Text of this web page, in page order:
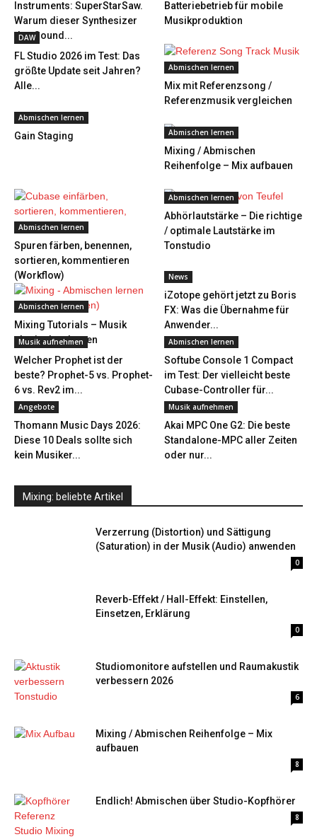
Instruments: SuperStarSaw.
Warum dieser Synthesizer
den Sound...
Batteriebetrieb für mobile
Musikproduktion
DAW
FL Studio 2026 im Test: Das
größte Update seit Jahren?
Alle...
Abmischen lernen
Mix mit Referenzsong /
Referenzmusik vergleichen
Abmischen lernen
Gain Staging Abmischen lernen
Mixing / Abmischen
Reihenfolge – Mix aufbauen
Abmischen lernen
Spuren färben, benennen,
sortieren, kommentieren
(Workflow)
Abmischen lernen
Abhörlautstärke – Die richtige
/ optimale Lautstärke im
Tonstudio
Abmischen lernen
Mixing Tutorials – Musik
abmischen lernen
News
iZotope gehört jetzt zu Boris
FX: Was die Übernahme für
Anwender...
Musik aufnehmen
Welcher Prophet ist der
beste? Prophet-5 vs. Prophet-
6 vs. Rev2 im...
Abmischen lernen
Softube Console 1 Compact
im Test: Der vielleicht beste
Cubase-Controller für...
Angebote
Thomann Music Days 2026:
Diese 10 Deals sollte sich
kein Musiker...
Musik aufnehmen
Akai MPC One G2: Die beste
Standalone-MPC aller Zeiten
oder nur...
Mixing: beliebte Artikel
Verzerrung (Distortion) und Sättigung
(Saturation) in der Musik (Audio) anwenden
0
Reverb-Effekt / Hall-Effekt: Einstellen,
Einsetzen, Erklärung
0
Studiomonitore aufstellen und Raumakustik
verbessern 2026
6
Mixing / Abmischen Reihenfolge – Mix
aufbauen
8
Endlich! Abmischen über Studio-Kopfhörer
8